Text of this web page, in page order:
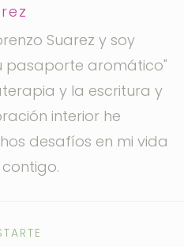
Suarez y soy
pasaporte aromático"
y la escritura y
interior he
desafíos en mi vida